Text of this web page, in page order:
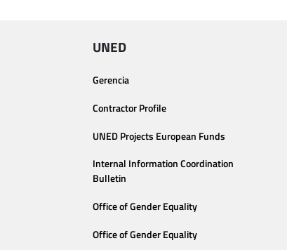
UNED
Gerencia
Contractor Profile
UNED Projects European Funds
Internal Information Coordination
Bulletin
Office of Gender Equality
Office of Gender Equality